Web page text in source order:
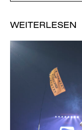
WEITERLESEN